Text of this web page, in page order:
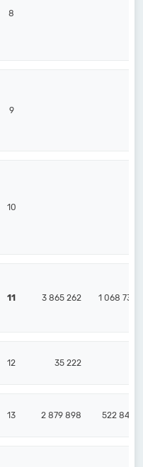
8
9
10
11 3 865 262 1 068 731
12 35 222
13 2 879 898 522 848